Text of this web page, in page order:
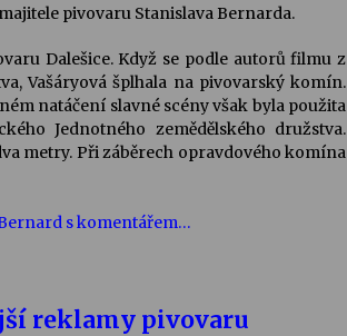
pivovaru Stanislava Bernarda.
Dalešice. Když se podle autorů filmu z
Vašáryová šplhala na pivovarský komín.
natáčení slavné scény však byla použita
Jednotného zemědělského družstva.
metry. Při záběrech opravdového komína
reklamy pivovaru